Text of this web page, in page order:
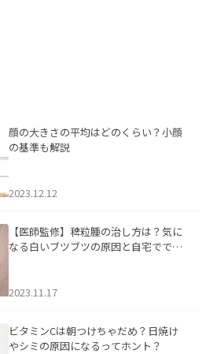
顔の大きさの平均はどのくらい？小顔
の基準も解説
2023.12.12
【医師監修】稗粒腫の治し方は？気に
なる白いブツブツの原因と自宅ででき
2023.11.17
ビタミンCは朝つけちゃだめ？日焼け
やシミの原因になるってホント？